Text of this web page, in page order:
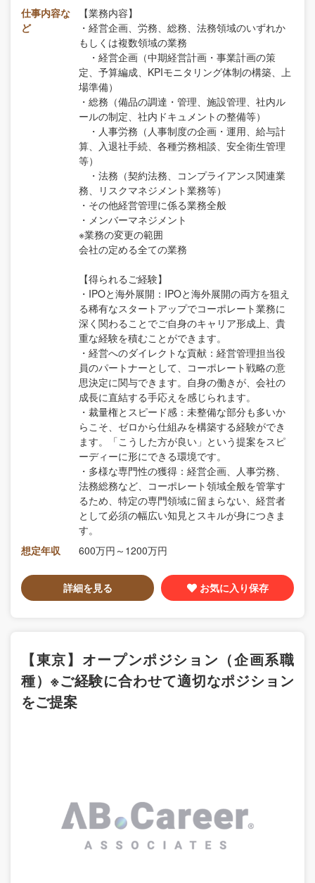
仕事内容な
ど
【業務内容】
・経営企画、労務、総務、法務領域のいずれか
もしくは複数領域の業務
・経営企画（中期経営計画・事業計画の策
定、予算編成、KPIモニタリング体制の構築、上
場準備）
・総務（備品の調達・管理、施設管理、社内ル
ールの制定、社内ドキュメントの整備等）
・人事労務（人事制度の企画・運用、給与計
算、入退社手続、各種労務相談、安全衛生管理
等）
・法務（契約法務、コンプライアンス関連業
務、リスクマネジメント業務等）
・その他経営管理に係る業務全般
・メンバーマネジメント
※業務の変更の範囲
会社の定める全ての業務
【得られるご経験】
・IPOと海外展開：IPOと海外展開の両方を狙え
る稀有なスタートアップでコーポレート業務に
深く関わることでご自身のキャリア形成上、貴
重な経験を積むことができます。
・経営へのダイレクトな貢献：経営管理担当役
員のパートナーとして、コーポレート戦略の意
思決定に関与できます。自身の働きが、会社の
成長に直結する手応えを感じられます。
・裁量権とスピード感：未整備な部分も多いか
らこそ、ゼロから仕組みを構築する経験ができ
ます。「こうした方が良い」という提案をスピ
ーディーに形にできる環境です。
・多様な専門性の獲得：経営企画、人事労務、
法務総務など、コーポレート領域全般を管掌す
るため、特定の専門領域に留まらない、経営者
として必須の幅広い知見とスキルが身につきま
す。
想定年収
600万円～1200万円
詳細を見る お気に入り保存
【東京】オープンポジション（企画系職
種）※ご経験に合わせて適切なポジション
をご提案